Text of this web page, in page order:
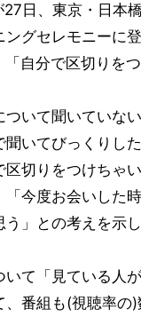
日、東京・日本
ングセレモニーに
自分で区切りを
いて聞いていな
いてびっくりし
切りをつけちゃ
今度お会いした
」との考えを示し
て「見ている人
番組も(視聴率の